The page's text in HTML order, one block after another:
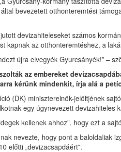
bevezetett otthonteremtési
devizahiteleseket számos
kapnak az otthonteremtéshez, a
újra elvegyék Gyurcsányék!” –
az embereket
kérünk mindenkit, írja alá a
(DK) miniszterelnök-jelöltjének
egy úgynevezett devizahiteles
kellenek ahhoz”, hogy ezt a
nevezte, hogy pont a baloldaliak
előtti „devizacsapdáért”.